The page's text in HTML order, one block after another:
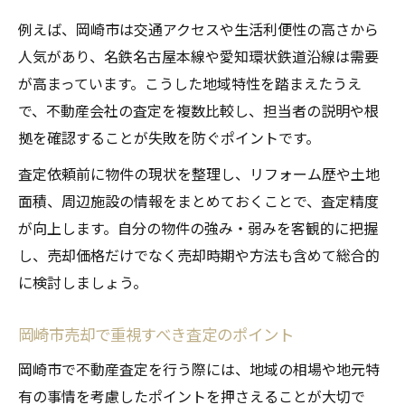
例えば、岡崎市は交通アクセスや生活利便性の高さから
人気があり、名鉄名古屋本線や愛知環状鉄道沿線は需要
が高まっています。こうした地域特性を踏まえたうえ
で、不動産会社の査定を複数比較し、担当者の説明や根
拠を確認することが失敗を防ぐポイントです。
査定依頼前に物件の現状を整理し、リフォーム歴や土地
面積、周辺施設の情報をまとめておくことで、査定精度
が向上します。自分の物件の強み・弱みを客観的に把握
し、売却価格だけでなく売却時期や方法も含めて総合的
に検討しましょう。
岡崎市売却で重視すべき査定のポイント
岡崎市で不動産査定を行う際には、地域の相場や地元特
有の事情を考慮したポイントを押さえることが大切で